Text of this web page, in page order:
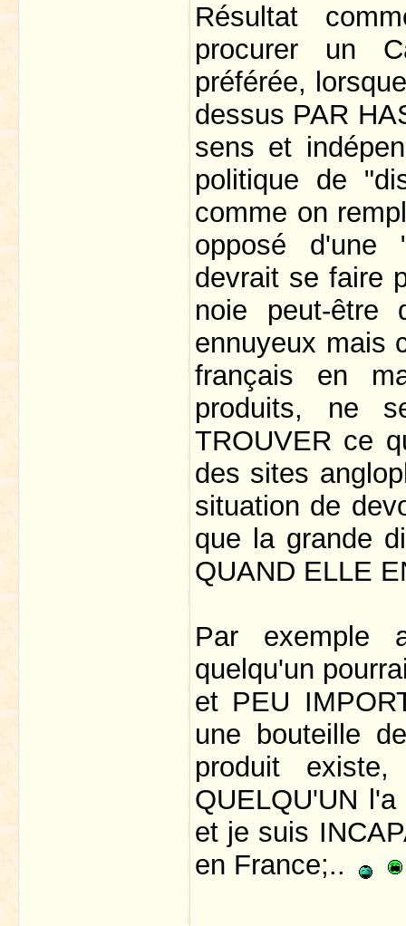
Résultat
procurer un
préférée,
dessus PAR
sens et
politique de
comme on
opposé d'une
devrait se faire
noie peut-être
ennuyeux mais
français en
produits, ne
TROUVER ce
des sites
situation de
que la grande
QUAND ELLE
Par exemple
quelqu'un
et PEU
une bouteille
produit
QUELQU'UN
et je suis
en France;..